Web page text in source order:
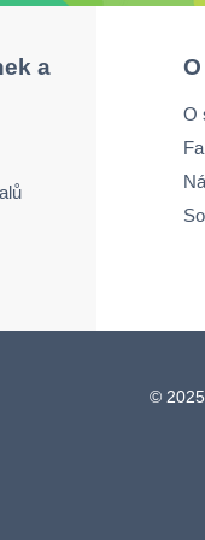
a
O
©